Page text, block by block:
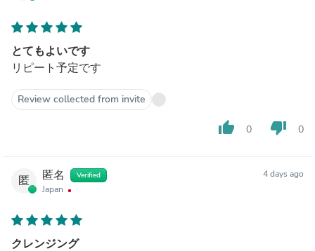
とてもよいです
リピート予定です
Review collected from invite
thumb_up 0 thumb_down 0
匿 匿名 Verified
Japan
4 days ago
クレンジング